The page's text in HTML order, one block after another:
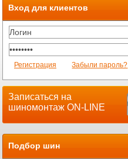
Вход для клиентов
Регистрация Забыли пароль?
Записаться на
шиномонтаж ON-LINE
Подбор шин